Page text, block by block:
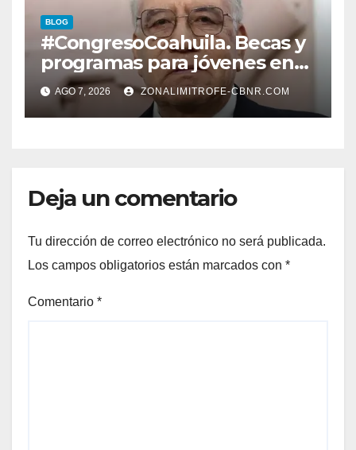
EN CARLOS REAL*
BLOG
#CongresoCoahuila. Becas y
programas para jóvenes en
áreas agropecuarias, plantea
Raúl Onofre
AGO 7, 2026 ZONALIMITROFE-CBNR.COM
Deja un comentario
Tu dirección de correo electrónico no será publicada.
Los campos obligatorios están marcados con *
Comentario *